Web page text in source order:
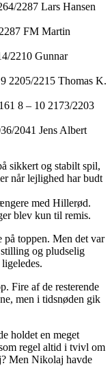
2287 Lars Hansen
FM Martin
2210 Gunnar
2205/2215 Thomas K.
8 – 10 2173/2203
2041 Jens Albert
sikkert og stabilt spil,
når lejlighed har budt
med Hillerød.
blev kun til remis.
toppen. Men det var
og pludselig
Fire af de resterende
men i tidsnøden gik
holdet en meget
regel altid i tvivl om
Men Nikolaj havde